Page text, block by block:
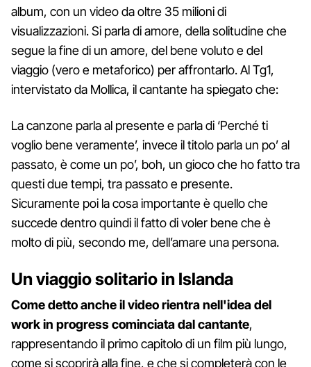
album, con un video da oltre 35 milioni di
visualizzazioni. Si parla di amore, della solitudine che
segue la fine di un amore, del bene voluto e del
viaggio (vero e metaforico) per affrontarlo. Al Tg1,
intervistato da Mollica, il cantante ha spiegato che:
La canzone parla al presente e parla di ‘Perché ti
voglio bene veramente’, invece il titolo parla un po’ al
passato, è come un po’, boh, un gioco che ho fatto tra
questi due tempi, tra passato e presente.
Sicuramente poi la cosa importante è quello che
succede dentro quindi il fatto di voler bene che è
molto di più, secondo me, dell’amare una persona.
Un viaggio solitario in Islanda
Come detto anche il video rientra nell'idea del
work in progress cominciata dal cantante,
rappresentando il primo capitolo di un film più lungo,
come si scoprirà alla fine, e che si completerà con le